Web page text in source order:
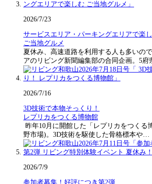
2026/7/23
サービスエリア・パーキングエリアで楽
ご当地グルメ
夏休み、高速道路を利用する人も多いの
アのリビング新聞編集部の合同企画。5
2026/7/16
3D技術で本物そっくり！
レプリカをつくる博物館
昨年10月に開館した「レプリカをつくる
野市場)。3D技術を駆使した骨格標本や…
2026/7/9
参加者募集！好評につき第2弾